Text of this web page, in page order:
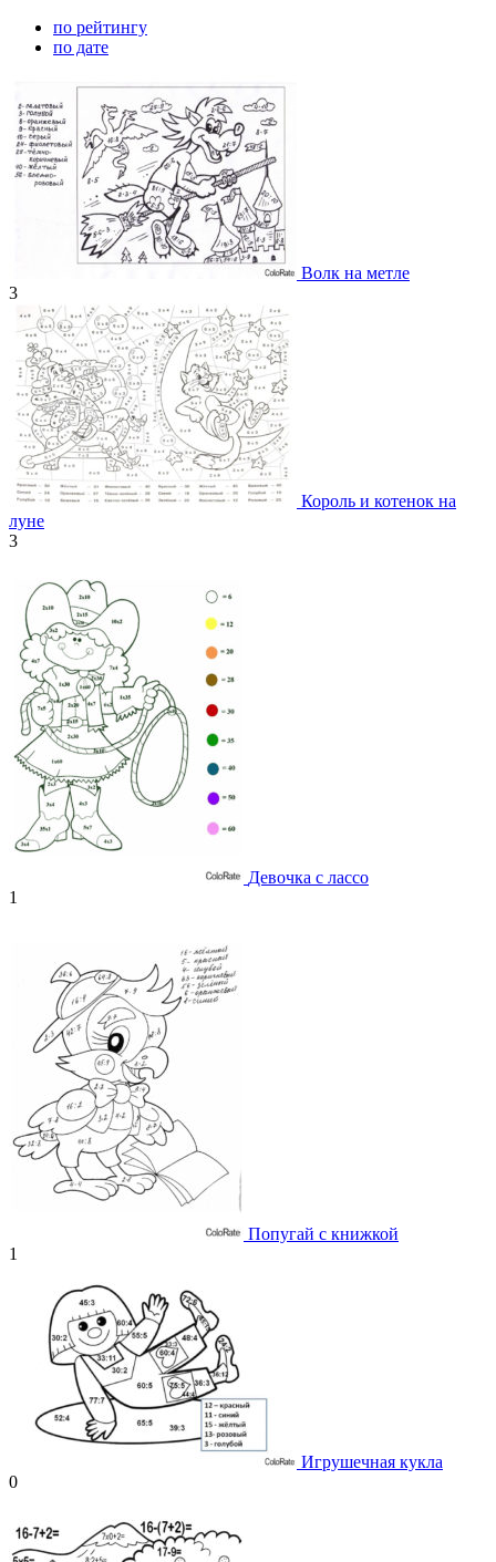
по рейтингу
по дате
Волк на метле
3
Король и котенок на
луне
3
Девочка с лассо
1
Попугай с книжкой
1
Игрушечная кукла
0